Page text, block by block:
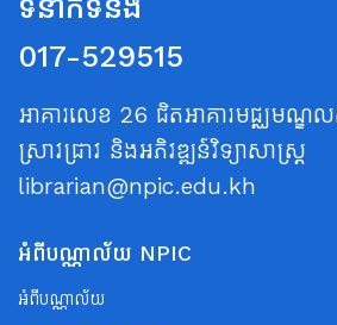
017-529515
អាគារលេខ 26 ជិតអាគារមជ្ឈមណ្ឌ
ស្រាវជ្រាវ និងអភិវឌ្ឍន៍វិទ្យាសាស្ត្រ
librarian@npic.edu.kh
អំពីបណ្ណាល័យ NPIC
អំពីបណ្ណាល័យ